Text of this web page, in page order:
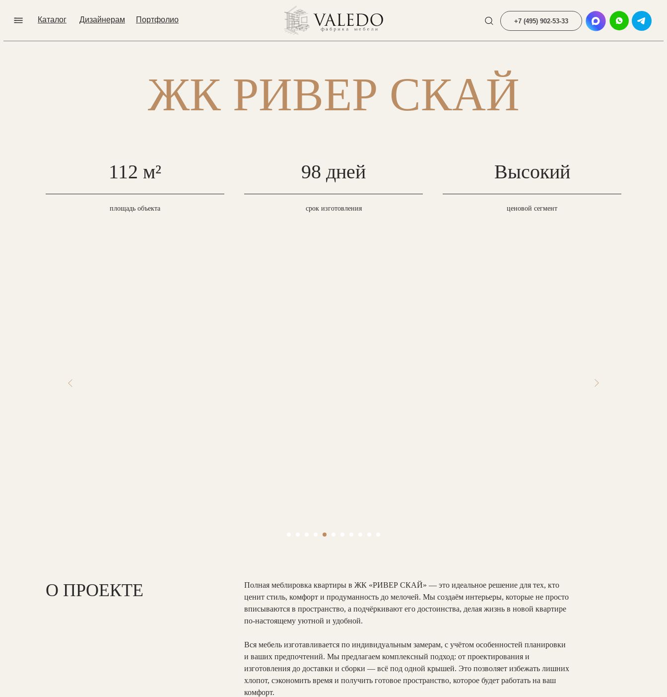
Каталог Дизайнерам Портфолио
+7 (495) 902-53-33
/
ЖК РИВЕР СКАЙ
112 м²
площадь объекта
98 дней
срок изготовления
Высокий
ценовой сегмент
О ПРОЕКТЕ
Полная меблировка квартиры в ЖК «РИВЕР СКАЙ» — это идеальное решение для тех, кто
ценит стиль, комфорт и продуманность до мелочей. Мы создаём интерьеры, которые не просто
вписываются в пространство, а подчёркивают его достоинства, делая жизнь в новой квартире
по-настоящему уютной и удобной.
Вся мебель изготавливается по индивидуальным замерам, с учётом особенностей планировки
и ваших предпочтений. Мы предлагаем комплексный подход: от проектирования и
изготовления до доставки и сборки — всё под одной крышей. Это позволяет избежать лишних
хлопот, сэкономить время и получить готовое пространство, которое будет работать на ваш
комфорт.